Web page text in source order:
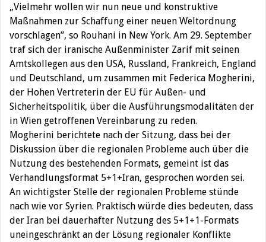
„Vielmehr wollen wir nun neue und konstruktive
Maßnahmen zur Schaffung einer neuen Weltordnung
vorschlagen”, so Rouhani in New York. Am 29. September
traf sich der iranische Außenminister Zarif mit seinen
Amtskollegen aus den USA, Russland, Frankreich, England
und Deutschland, um zusammen mit Federica Mogherini,
der Hohen Vertreterin der EU für Außen- und
Sicherheitspolitik, über die Ausführungsmodalitäten der
in Wien getroffenen Vereinbarung zu reden.
Mogherini berichtete nach der Sitzung, dass bei der
Diskussion über die regionalen Probleme auch über die
Nutzung des bestehenden Formats, gemeint ist das
Verhandlungsformat 5+1+Iran, gesprochen worden sei.
An wichtigster Stelle der regionalen Probleme stünde
nach wie vor Syrien. Praktisch würde dies bedeuten, dass
der Iran bei dauerhafter Nutzung des 5+1+1-Formats
uneingeschränkt an der Lösung regionaler Konflikte